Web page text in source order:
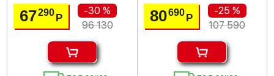
67290Р
-30 %
96 130
80690 Р
-25 %
107 590